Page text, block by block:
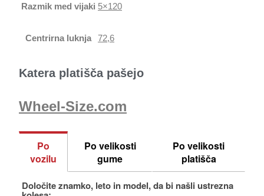
Razmik med vijaki 5×120
Centrirna luknja 72,6
Katera platišča pašejo
Wheel-Size.com